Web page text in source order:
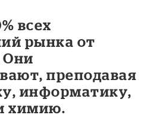
всех
рынка от
Они
преподавая
информатику,
химию.